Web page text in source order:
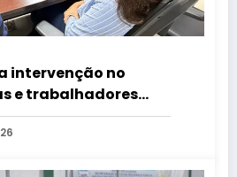
intervenção no
e trabalhadores
greve por salários